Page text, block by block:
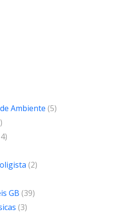
Ambiente (5)
(2)
GB (39)
(3)